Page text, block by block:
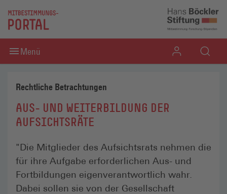
Direkt zum Inhaltsbereich
Direkt zum Fußbereich
Menü
Rechtliche Betrachtungen
AUS- UND WEITERBILDUNG DER
AUFSICHTSRÄTE
"Die Mitglieder des Aufsichtsrats nehmen die
für ihre Aufgabe erforderlichen Aus- und
Fortbildungen eigenverantwortlich wahr.
Dabei sollen sie von der Gesellschaft